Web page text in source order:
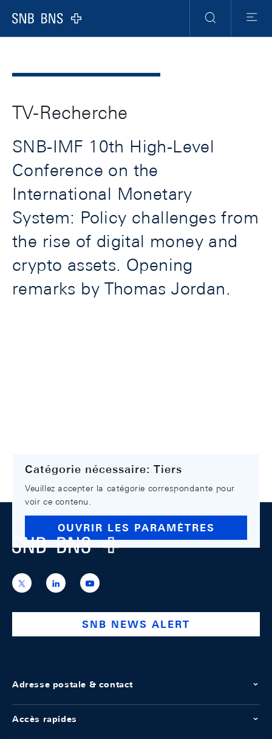
Logo
Navigation
RechercheMenu
TV-Recherche
SNB-IMF 10th High-Level
Conference on the
International Monetary
System: Policy challenges from
the rise of digital money and
crypto assets. Opening
remarks by Thomas Jordan.
Catégorie nécessaire: Tiers
Veuillez accepter la catégorie correspondante pour
voir ce contenu.
OUVRIR LES PARAMÈTRES
Footer
Logo
https://x.com/snb_bns
https://ch.linkedin.com/company/swiss-
national-
https://www.youtube.com/
SNB NEWS ALERT
Adresse postale & contact
Accès rapides